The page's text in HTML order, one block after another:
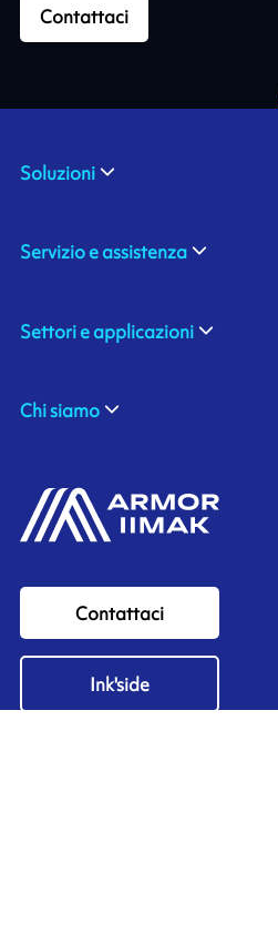
Contattaci
Contattaci
Ink'side
Soluzioni
Servizio e assistenza
Settori e applicazioni
Chi siamo